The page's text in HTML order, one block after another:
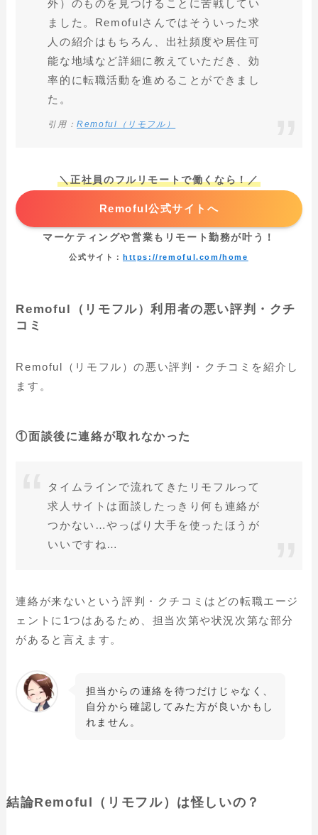
外）のものを見つけることに苦戦してい
ました。Remofulさんではそういった求
人の紹介はもちろん、出社頻度や居住可
能な地域など詳細に教えていただき、効
率的に転職活動を進めることができまし
た。
引用：Remoful（リモフル）
＼正社員のフルリモートで働くなら！／
Remoful公式サイトへ
マーケティングや営業もリモート勤務が叶う！
公式サイト： https://remoful.com/home
Remoful（リモフル）利用者の悪い評判・クチ
コミ
Remoful（リモフル）の悪い評判・クチコミを紹介し
ます。
①面談後に連絡が取れなかった
タイムラインで流れてきたリモフルって
求人サイトは面談したっきり何も連絡が
つかない…やっぱり大手を使ったほうが
いいですね…
連絡が来ないという評判・クチコミはどの転職エージ
ェントに1つはあるため、担当次第や状況次第な部分
があると言えます。
担当からの連絡を待つだけじゃなく、
自分から確認してみた方が良いかもし
れません。
結論Remoful（リモフル）は怪しいの？